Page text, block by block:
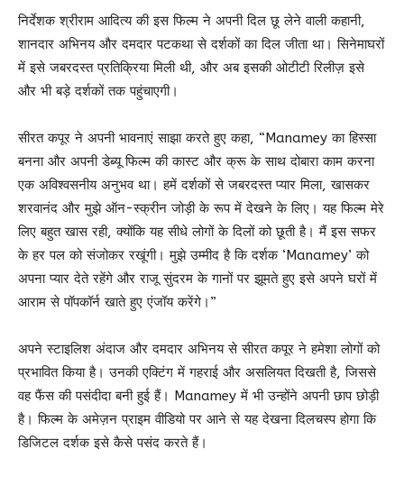
निर्देशक श्रीराम आदित्य की इस फिल्म ने अपनी दिल छू लेने वाली कहानी,
शानदार अभिनय और दमदार पटकथा से दर्शकों का दिल जीता था। सिनेमाघरों
में इसे जबरदस्त प्रतिक्रिया मिली थी, और अब इसकी ओटीटी रिलीज़ इसे
और भी बड़े दर्शकों तक पहुंचाएगी।
सीरत कपूर ने अपनी भावनाएं साझा करते हुए कहा, “Manamey का हिस्सा
बनना और अपनी डेब्यू फिल्म की कास्ट और क्रू के साथ दोबारा काम करना
एक अविश्वसनीय अनुभव था। हमें दर्शकों से जबरदस्त प्यार मिला, खासकर
शरवानंद और मुझे ऑन-स्क्रीन जोड़ी के रूप में देखने के लिए। यह फिल्म मेरे
लिए बहुत खास रही, क्योंकि यह सीधे लोगों के दिलों को छूती है। मैं इस सफर
के हर पल को संजोकर रखूंगी। मुझे उम्मीद है कि दर्शक ‘Manamey’ को
अपना प्यार देते रहेंगे और राजू सुंदरम के गानों पर झूमते हुए इसे अपने घरों में
आराम से पॉपकॉर्न खाते हुए एंजॉय करेंगे।”
अपने स्टाइलिश अंदाज और दमदार अभिनय से सीरत कपूर ने हमेशा लोगों को
प्रभावित किया है। उनकी एक्टिंग में गहराई और असलियत दिखती है, जिससे
वह फैंस की पसंदीदा बनी हुई हैं। Manamey में भी उन्होंने अपनी छाप छोड़ी
है। फिल्म के अमेज़न प्राइम वीडियो पर आने से यह देखना दिलचस्प होगा कि
डिजिटल दर्शक इसे कैसे पसंद करते हैं।